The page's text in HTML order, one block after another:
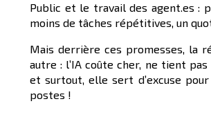
Public et le travail des agent.es :
moins de tâches répétitives, un
Mais derrière ces promesses, la
autre : l’IA coûte cher, ne tient
et surtout, elle sert d’excuse
postes !